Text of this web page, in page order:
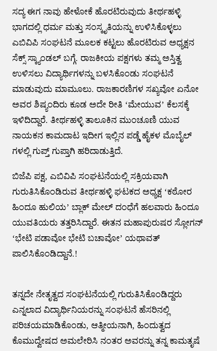
ಸದ್ಯ ಈಗ ನಾವು ಹೇಳೋಕೆ ಹೊರಟಿರುವುದು ತೀರ್ಥಹಳ್ಳಿ
ಭಾಗದಲ್ಲಿ ಧರ್ಮ ಮತ್ತು ಸಂಸ್ಕೃತಿಯನ್ನು ಉಳಿಸಿಕೊಳ್ಳಲು
ಎಬಿವಿಪಿ ಸಂಘಟನೆ ಮೂಲಕ ಕಟ್ಟಲು ಹೊರಟಿರುವ ಅಧ್ಯಕ್ಷನ
ಸೆಕ್ಸ್ ಸ್ಕ್ಯಾಂಡಲ್ ಬಗ್ಗೆ. ರಾಜಕೀಯ ಪಕ್ಷಗಳು ತಮ್ಮ ಅಸ್ತಿತ್ವ
ಉಳಿಸಲು ವಿದ್ಯಾರ್ಥಿಗಳನ್ನು ಬಳಸಿಕೊಂಡು ಸಂಘಟನೆ
ಮಾಡುವುದು ಮಾಮೂಲು. ರಾಜಕಾರಣಿಗಳ ಸಖ್ಯವೋ ಏನೋ
ಅವರ ಶಿಷ್ಯಂದಿರು ಕೂಡ ಅದೇ ರೀತಿ ‘ಮೇಯುವ’ ಕೆಲಸಕ್ಕೆ
ಇಳಿದಿದ್ದಾರೆ. ತೀರ್ಥಹಳ್ಳಿ ತಾಲೂಕಿನ ಮುಂಚೂಣಿ ಯುವ
ನಾಯಕನ ಕಾಮದಾಟ ಇದೀಗ ಇಲ್ಲಿನ ಪಡ್ಡೆ ಹೈಕಳ ಮೊಬೈಲ್
ಗಳಲ್ಲಿ ಗುಪ್ತ್ ಗುಪ್ತಾಗಿ ಹರಿದಾಡುತ್ತಿದೆ.
ಬಿಜೆಪಿ ಪಕ್ಷ, ಎಬಿವಿಪಿ ಸಂಘಟನೆಯಲ್ಲಿ ಸಕ್ರಿಯವಾಗಿ
ಗುರುತಿಸಿಕೊಂಡಿರುವ ತೀರ್ಥಹಳ್ಳಿ ಘಟಕದ ಅಧ್ಯಕ್ಷ ‘ಕಠೋರ
ಹಿಂದೂ ಹುಲಿಯ’ ಬ್ಲಾಕ್ ಮೇಲ್ ದಂಧೆಗೆ ಹಲವಾರು ಹಿಂದೂ
ಯುವತಿಯರು ತತ್ತರಿಸಿದ್ದಾರೆ. ಈತನ ಮಹಾಪುರುಷರ ಸ್ಲೋಗನ್
‘ಭೇಟಿ ಪಡಾವೋ ಭೇಟಿ ಬಚಾವೋ’ ಯಥಾವತ್
ಪಾಲಿಸಿಕೊಂಡಿದ್ದಾನೆ.!
ತನ್ನದೇ ನೇತೃತ್ವದ ಸಂಘಟನೆಯಲ್ಲಿ ಗುರುತಿಸಿಕೊಂಡಿದ್ದರು
ಎನ್ನಲಾದ ವಿದ್ಯಾರ್ಥಿನಿಯರನ್ನು ಸಂಘಟನೆ ಹೆಸರಿನಲ್ಲಿ
ಪರಿಚಯಮಾಡಿಕೊಂಡು, ಆತ್ಮೀಯನಾಗಿ, ಹಿಂದುತ್ವದ
ಕೊಮುದ್ವೇಷದ ಅಮಲೇರಿಸಿ ನಂತರ ಅವರನ್ನು ತನ್ನ ಕಾಮತೃಷೆ